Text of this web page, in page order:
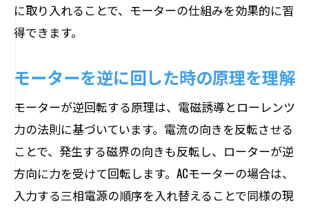
に取り入れることで、モーターの仕組みを効果的に習
得できます。
モーターを逆に回した時の原理を理解
モーターが逆回転する原理は、電磁誘導とローレンツ
力の法則に基づいています。電流の向きを反転させる
ことで、発生する磁界の向きも反転し、ローターが逆
方向に力を受けて回転します。ACモーターの場合は、
入力する三相電源の順序を入れ替えることで同様の現